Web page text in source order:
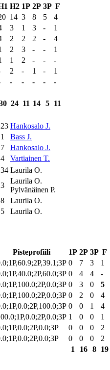
H2 1P 2P 3P F
14 3 8 5 4
3 1 3 - 1
2 2 2 - 4
2 3 - - 1
1 2 - - -
2 - 1 - 1
- - - - -
24 11 14 5 11
23 Hankosalo J.
1
Bass J.
7
Hankosalo J.
4
Vartiainen T.
34 Laurila O.
3
Laurila O.
Pylvänäinen P.
8
Laurila O.
5 Laurila O.
Pisteprofiili 1P 2P 3P F
0 7 3
1
0 4 4
-
0 3 0
5
0 2 0
4
0 0 1
4
1 0 0
1
0 0 0
2
0 0 0
2
1 16 8 19